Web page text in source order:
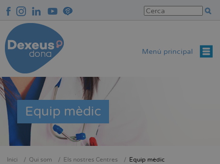
contingut
Menú principal
Equip mèdic
Inici Qui som Els nostres Centres Equip mèdic